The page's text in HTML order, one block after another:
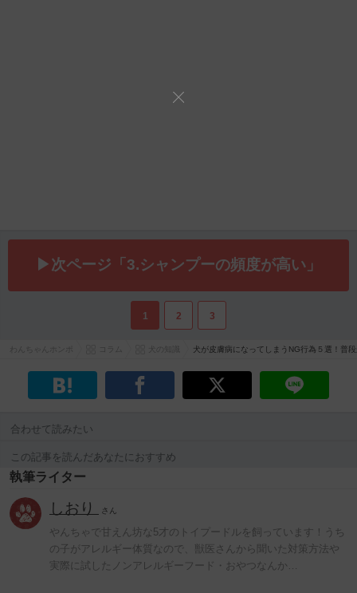
▶次ページ「3.シャンプーの頻度が高い」
1 2 3
犬が皮膚病になってしまうNG行為５選！普
合わせて読みたい
この記事を読んだあなたにおすすめ
執筆ライター
しおり さん
やんちゃで甘えん坊な5才のトイプードルを飼っています！うち
の子がアレルギー体質なので、獣医さんから聞いた対策方法や
実際に試したノンアレルギーフード・おやつなんか…